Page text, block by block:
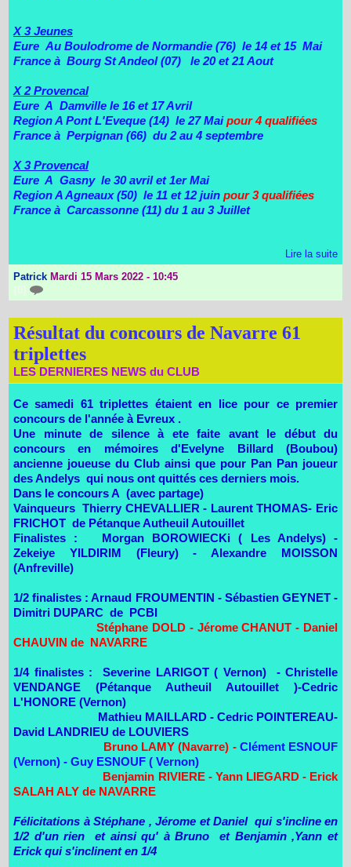
X 3 Jeunes
Eure Au Boulodrome de Normandie (76) le 14 et 15 Mai
France à Bourg St Andeol (07) le 20 et 21 Aout
X 2 Provencal
Eure A Damville le 16 et 17 Avril
Region A Pont L'Eveque (14) le 27 Maipour 4 qualifiées
France à Perpignan (66) du 2 au 4 septembre
X 3 Provencal
Eure A Gasny le 30 avril et 1er Mai
Region A Agneaux (50) le 11 et 12 juin pour 3 qualifiées
France à Carcassonne (11) du 1 au 3 Juillet
Lire la suite
Patrick Mardi 15 Mars 2022 - 10:45
{0}
Résultat du concours de Navarre 61
triplettes
LES DERNIERES NEWS du CLUB
Ce samedi 61 triplettes étaient en lice pour ce premier
concours de l'année à Evreux .
Une minute de silence à ete faite avant le début du
concours en mémoires d'Evelyne Billard (Boubou)
ancienne joueuse du Club ainsi que pour Pan Pan joueur
des Andelys qui nous ont quittés ces derniers mois.
Dans le concours A (avec partage)
Vainqueurs Thierry CHEVALLIER - Laurent THOMAS- Eric
FRICHOT de Pétanque Autheuil Autouillet
Finalistes : Morgan BOROWIECKi ( Les Andelys) -
Zekeiye YILDIRIM (Fleury) - Alexandre MOISSON
(Anfreville)
1/2 finalistes : Arnaud FROUMENTIN - Sébastien GEYNET -
Dimitri DUPARC de PCBI
Stéphane DOLD - Jérome CHANUT - Daniel
CHAUVIN de NAVARRE
1/4 finalistes : Severine LARIGOT ( Vernon) - Christelle
VENDANGE (Pétanque Autheuil Autouillet )-Cedric
L'HONORE (Vernon)
Mathieu MAILLARD - Cedric POINTEREAU-
David LANDRIEU de LOUVIERS
Bruno LAMY (Navarre) -Clément ESNOUF
(Vernon) - Guy ESNOUF ( Vernon)
Benjamin RIVIERE - Yann LIEGARD - Erick
SALAH ALY de NAVARRE
Félicitations à Stéphane , Jérome et Daniel qui s'incline en
1/2 d'un rien et ainsi qu' à Bruno et Benjamin ,Yann et
Erick qui s'inclinent en 1/4